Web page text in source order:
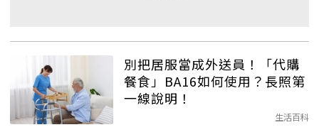
別把居服當成外送員！「代購
餐食」BA16如何使用？長照第
一線說明！
生活百科